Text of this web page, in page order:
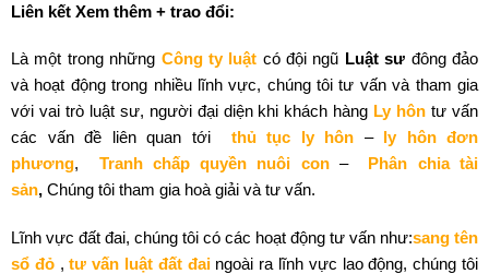
Liên kết Xem thêm + trao đổi:
Là một trong những Công ty luật có đội ngũ Luật sư đông đảo
và hoạt động trong nhiều lĩnh vực, chúng tôi tư vấn và tham gia
với vai trò luật sư, người đại diện khi khách hàng Ly hôn tư vấn
các vấn đề liên quan tới thủ tục ly hôn – ly hôn đơn
phương, Tranh chấp quyền nuôi con– Phân chia tài
sản, Chúng tôi tham gia hoà giải và tư vấn.
Lĩnh vực đất đai, chúng tôi có các hoạt động tư vấn như:sang tên
sổ đỏ,tư vấn luật đất đaingoài ra lĩnh vực lao động, chúng tôi